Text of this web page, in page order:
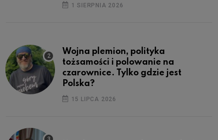
1 SIERPNIA 2026
Wojna plemion, polityka
tożsamości i polowanie na
czarownice. Tylko gdzie jest
Polska?
15 LIPCA 2026